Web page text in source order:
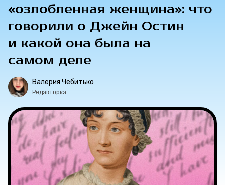
Ваши истории
Соцсети
«озлобленная женщина»: что
говорили о Джейн Остин
и какой она была на
самом деле
Валерия Чебитько
Редакторка